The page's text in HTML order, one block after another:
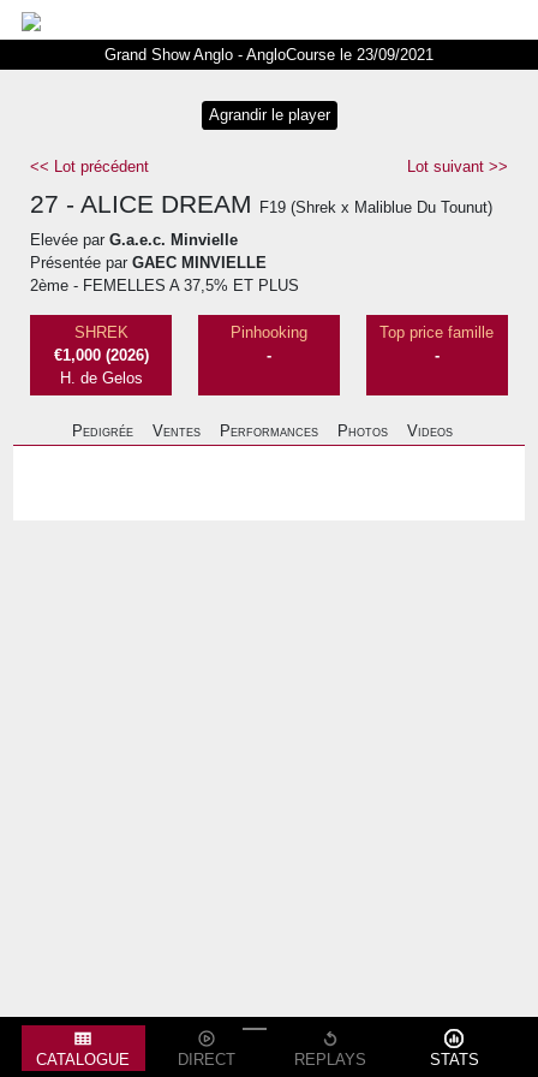
Grand Show Anglo - AngloCourse le 23/09/2021
<< Lot précédent Lot suivant >>
27 - ALICE DREAM
F19 (Shrek x Maliblue Du Tounut)
Elevée parG.a.e.c. Minvielle
Présentée parGAEC MINVIELLE
2ème - FEMELLES A 37,5% ET PLUS
SHREK
€1,000 (2026)
H. de Gelos
Pinhooking
-
Top price famille
-
Pedigrée Ventes Performances Photos Videos
CATALOGUE DIRECT REPLAYS STATS